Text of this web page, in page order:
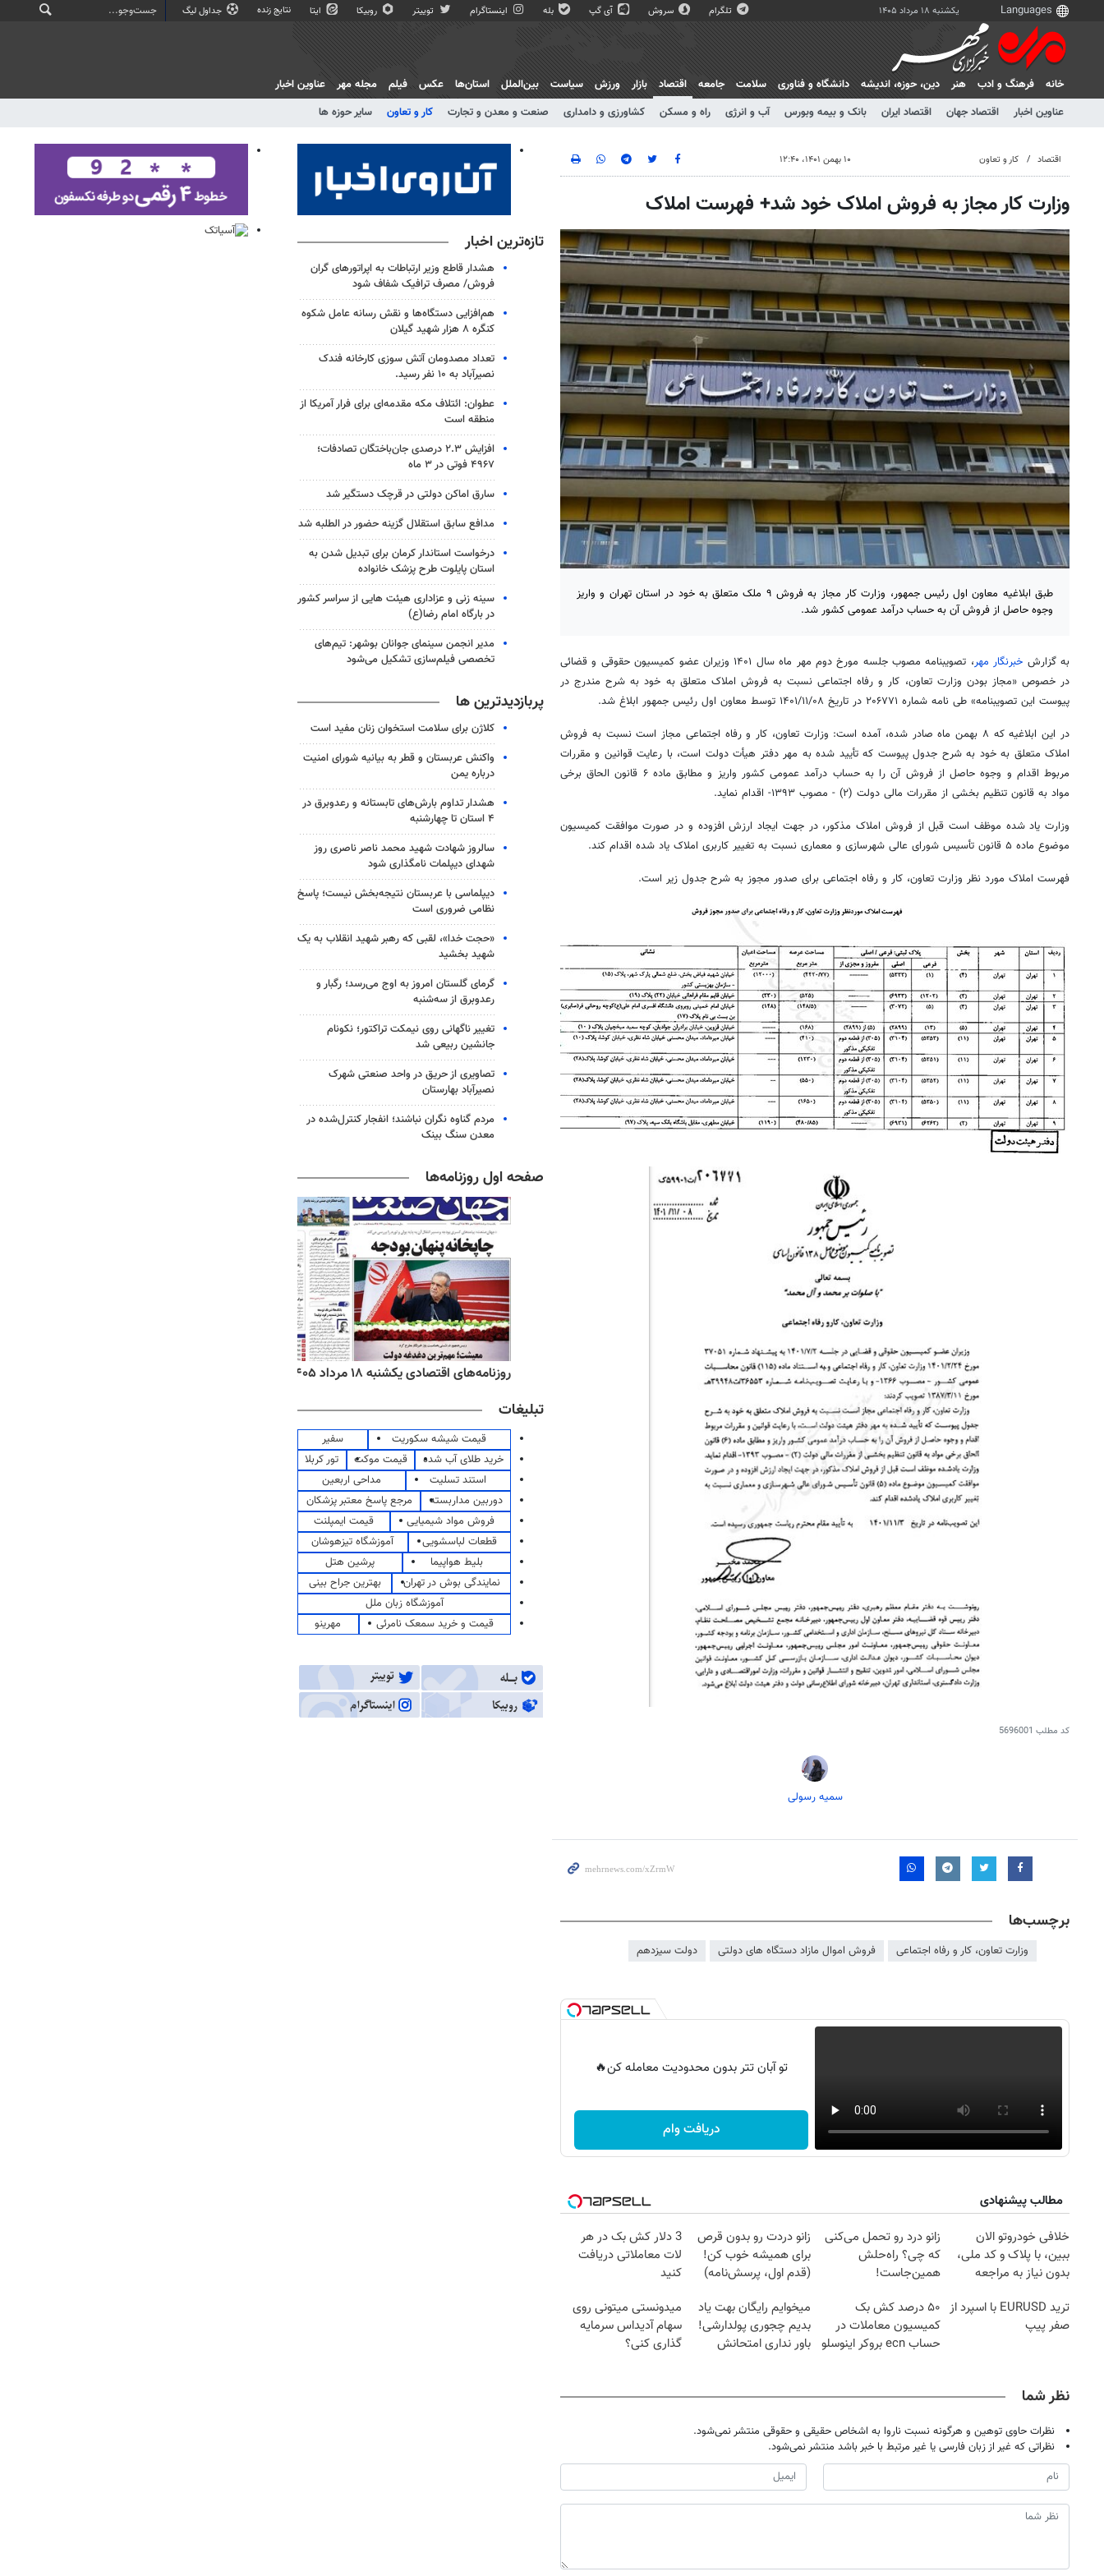
یکشنبه ۱۸ مرداد ۱۴۰۵ تلگرام سروش آی گپ بله اینستاگرام توییتر روبیکا ایتا نتایج زنده جداول لیگ
خانه فرهنگ و ادب هنر دين، حوزه، انديشه دانشگاه و فناوری سلامت جامعه
اقتصاد
عناوین اخبار
اقتصاد جهان اقتصاد ایران بانک و بیمه وبورس آب و انرژی راه و مسکن کشاورزی و دامداری صنعت و معدن و تجارت کار و تعاون سایر حوزه ها
بازار ورزش سیاست بین‌الملل استان‌ها عکس فیلم مجله مهر عناوین اخبار
اقتصاد کار و تعاون ۱۰ بهمن ۱۴۰۱، ۱۲:۴۰
وزارت کار مجاز به فروش املاک خود شد+ فهرست املاک
طبق ابلاغیه معاون اول رئیس جمهور، وزارت کار مجاز به فروش ۹ ملک متعلق به خود در استان تهران و واریز
وجوه حاصل از فروش آن به حساب درآمد عمومی کشور شد.
به گزارش خبرنگار مهر، تصویبنامه
مصوب جلسه مورخ دوم مهر ماه سال ۱۴۰۱ وزیران عضو کمیسیون حقوقی و قضائی
در خصوص «مجاز بودن وزارت تعاون، کار و رفاه اجتماعی نسبت به فروش املاک متعلق به خود به شرح مندرج در
پیوست این تصویبنامه» طی نامه شماره ۲۰۶۷۷۱ در تاریخ ۱۴۰۱/۱۱/۰۸ توسط معاون اول رئیس جمهور ابلاغ شد.
در این ابلاغیه که ۸ بهمن ماه صادر شده، آمده است: وزارت تعاون، کار و رفاه اجتماعی مجاز است نسبت به فروش
املاک متعلق به خود به شرح جدول پیوست که تأیید شده به مهر دفتر هیأت دولت است، با رعایت قوانین و مقررات
مربوط اقدام و وجوه حاصل از فروش آن را به حساب درآمد عمومی کشور واریز و مطابق ماده ۶ قانون الحاق برخی
مواد به قانون تنظیم بخشی از مقررات مالی دولت (۲) - مصوب ۱۳۹۳- اقدام نماید.
وزارت یاد شده موظف است قبل از فروش املاک مذکور، در جهت ایجاد ارزش افزوده و در صورت موافقت کمیسیون
موضوع ماده ۵ قانون تأسیس شورای عالی شهرسازی و معماری نسبت به تغییر کاربری املاک یاد شده اقدام کند.
فهرست املاک مورد نظر وزارت تعاون، کار و رفاه اجتماعی برای صدور مجوز به شرح جدول زیر است.
کد مطلب 5696001
سمیه رسولی
برچسب‌ها
وزارت تعاون، کار و رفاه اجتماعی فروش اموال مازاد دستگاه های دولتی دولت سیزدهم
تو آبان تتر بدون محدودیت معامله کن🔥
دریافت وام
مطالب پیشنهادی
خلافی خودروتو الان
ببین، با پلاک و کد ملی،
بدون نیاز به مراجعه
زانو درد رو تحمل می‌کنی
که چی؟ راه‌حلش
همین‌جاست!
زانو دردت رو بدون قرص
برای همیشه خوب کن!
(قدم اول، پرسش‌نامه)
3 دلار کش بک در هر
لات معاملاتی دریافت
کنید
ترید EURUSD با اسپرد از
صفر پیپ
۵۰ درصد کش بک
کمیسیون معاملات در
حساب ecn بروکر اینوسلو
میخوایم رایگان بهت یاد
بدیم چجوری پولدارشی!
باور نداری امتحانش
میدونستی میتونی روی
سهام آدیداس سرمایه
گذاری کنی؟
نظر شما
نظرات حاوی توهین و هرگونه نسبت ناروا به اشخاص حقیقی و حقوقی منتشر نمی‌شود.
نظراتی که غیر از زبان فارسی یا غیر مرتبط با خبر باشد منتشر نمی‌شود.
تازه‌ترین اخبار
هشدار قاطع وزیر ارتباطات به اپراتورهای گران
فروش/ مصرف ترافیک شفاف شود
هم‌افزایی دستگاه‌ها و نقش رسانه عامل شکوه
کنگره ۸ هزار شهید گیلان
تعداد مصدومان آتش سوزی کارخانه فندک
نصیرآباد به ۱۰ نفر رسید.
عطوان: ائتلاف مکه مقدمه‌ای برای فرار آمریکا از
منطقه است
افزایش ۲.۳ درصدی جان‌باختگان تصادفات؛
۴۹۶۷ فوتی در ۳ ماه
سارق اماکن دولتی در قرچک دستگیر شد
مدافع سابق استقلال گزینه حضور در الطلبه شد
درخواست استاندار کرمان برای تبدیل شدن به
استان پایلوت طرح پزشک خانواده
سینه زنی و عزاداری هیئت هایی از سراسر کشور
در بارگاه امام رضا(ع)
مدیر انجمن سینمای جوانان بوشهر: تیم‌های
تخصصی فیلم‌سازی تشکیل می‌شود
پربازدیدترین ها
کلاژن برای سلامت استخوان زنان مفید است
واکنش عربستان و قطر به بیانیه شورای امنیت
درباره یمن
هشدار تداوم بارش‌های تابستانه و رعدوبرق در
۴ استان تا چهارشنبه
سالروز شهادت شهید محمد ناصر ناصری روز
شهدای دیپلمات نامگذاری شود
دیپلماسی با عربستان نتیجه‌بخش نیست؛ پاسخ
نظامی ضروری است
«حجت خدا»، لقبی که رهبر شهید انقلاب به یک
شهید بخشید
گرمای گلستان امروز به اوج می‌رسد؛ رگبار و
رعدوبرق از سه‌شنبه
تغییر ناگهانی روی نیمکت تراکتور؛ نکونام
جانشین ربیعی شد
تصاویری از حریق در واحد صنعتی شهرک
نصیرآباد بهارستان
مردم گناوه نگران نباشند؛ انفجار کنترل‌شده در
معدن سنگ بینک
صفحه اول روزنامه‌ها
روزنامه‌های ورزشی یکشنبه ۱۸ مرداد ۱۴۰۵ روزنامه‌های اقتصادی یکشنبه ۱۸ مرداد ۱۴۰۵ روزنامه‌های صبح یکشنبه ۱۸ مرداد ۱۴۰۵
تبلیغات
قیمت شیشه سکوریت
سفیر
خرید طلای آب شده
قیمت موکت
تور کربلا
استند تسلیت
مداحی اربعین
دوربین مداربسته
مرجع پاسخ معتبر پزشکان
فروش مواد شیمیایی
قیمت ایمپلنت
قطعات لباسشویی
آموزشگاه تیزهوشان
بلیط هواپیما
پرشین هتل
نمایندگی بوش در تهران
بهترین جراح بینی
آموزشگاه زبان ملل
قیمت و خرید سمعک نامرئی
مهرینو